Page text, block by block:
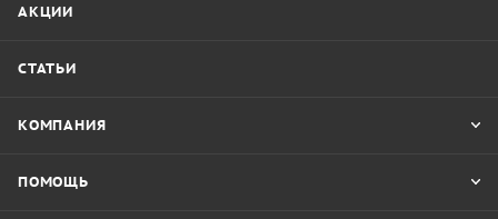
АКЦИИ
СТАТЬИ
КОМПАНИЯ
ПОМОЩЬ